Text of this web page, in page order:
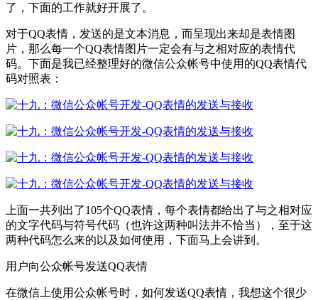
了，下面的工作就好开展了。
对于QQ表情，发送的是文本消息，而呈现出来却是表情图
片，那么每一个QQ表情图片一定会有与之相对应的表情代
码。下面是我已经整理好的微信公众帐号中使用的QQ表情代
码对照表：
上面一共列出了105个QQ表情，每个表情都给出了与之相对应
的文字代码与符号代码（也许这两种叫法并不恰当），至于这
两种代码怎么来的以及如何使用，下面马上会讲到。
用户向公众帐号发送QQ表情
在微信上使用公众帐号时，如何发送QQ表情，我想这个很少